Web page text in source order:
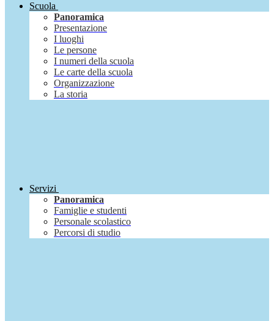
Scuola
Panoramica
Presentazione
I luoghi
Le persone
I numeri della scuola
Le carte della scuola
Organizzazione
La storia
Servizi
Panoramica
Famiglie e studenti
Personale scolastico
Percorsi di studio